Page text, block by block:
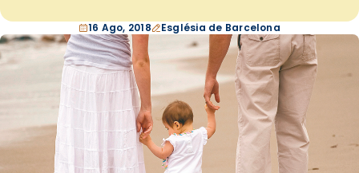
16 Ago, 2018 Església de Barcelona